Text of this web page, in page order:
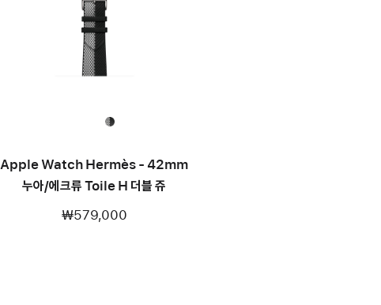
Apple Watch Hermès - 42mm
누아/에크류 Toile H 더블 쥬
₩579,000